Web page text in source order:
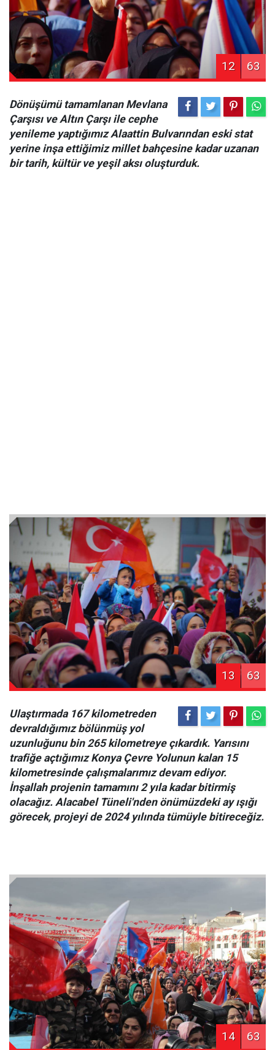
12 63
Dönüşümü tamamlanan Mevlana
Çarşısı ve Altın Çarşı ile cephe
yenileme yaptığımız Alaattin Bulvarından eski stat
yerine inşa ettiğimiz millet bahçesine kadar uzanan
bir tarih, kültür ve yeşil aksı oluşturduk.
13 63
Ulaştırmada 167 kilometreden
devraldığımız bölünmüş yol
uzunluğunu bin 265 kilometreye çıkardık. Yarısını
trafiğe açtığımız Konya Çevre Yolunun kalan 15
kilometresinde çalışmalarımız devam ediyor.
İnşallah projenin tamamını 2 yıla kadar bitirmiş
olacağız. Alacabel Tüneli'nden önümüzdeki ay ışığı
görecek, projeyi de 2024 yılında tümüyle bitireceğiz.
14 63